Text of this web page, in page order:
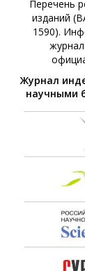
Перечень
изданий
1590).
Журнал
научными